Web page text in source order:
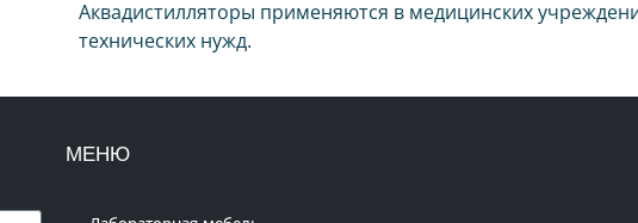
Аквадистилляторы применяются в медицинских
технических нужд.
МЕНЮ